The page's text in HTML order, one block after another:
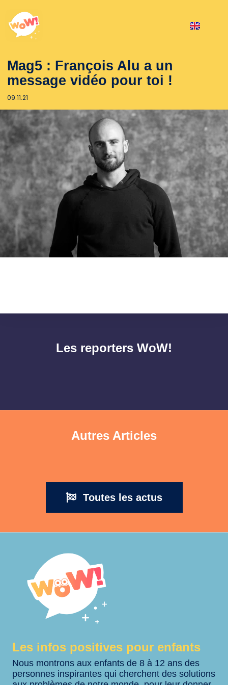
Mag5 : François Alu a un
message vidéo pour toi !
09.11.21
Les reporters WoW!
Autres Articles
Toutes les actus
Les infos positives pour enfants
Nous montrons aux enfants de 8 à 12 ans des
personnes inspirantes qui cherchent des solutions